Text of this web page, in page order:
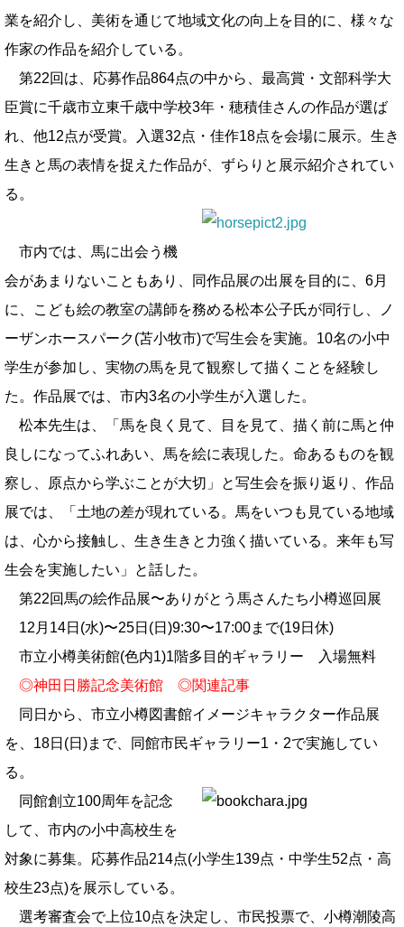
業を紹介し、美術を通じて地域文化の向上を目的に、様々な
作家の作品を紹介している。
第22回は、応募作品864点の中から、最高賞・文部科学大
臣賞に千歳市立東千歳中学校3年・穂積佳さんの作品が選ば
れ、他12点が受賞。入選32点・佳作18点を会場に展示。生き
生きと馬の表情を捉えた作品が、ずらりと展示紹介されてい
る。
市内では、馬に出会う機
会があまりないこともあり、同作品展の出展を目的に、6月
に、こども絵の教室の講師を務める松本公子氏が同行し、ノ
ーザンホースパーク(苫小牧市)で写生会を実施。10名の小中
学生が参加し、実物の馬を見て観察して描くことを経験し
た。作品展では、市内3名の小学生が入選した。
松本先生は、「馬を良く見て、目を見て、描く前に馬と仲
良しになってふれあい、馬を絵に表現した。命あるものを観
察し、原点から学ぶことが大切」と写生会を振り返り、作品
展では、「土地の差が現れている。馬をいつも見ている地域
は、心から接触し、生き生きと力強く描いている。来年も写
生会を実施したい」と話した。
第22回馬の絵作品展〜ありがとう馬さんたち小樽巡回展
12月14日(水)〜25日(日)9:30〜17:00まで(19日休)
市立小樽美術館(色内1)1階多目的ギャラリー 入場無料
◎神田日勝記念美術館 ◎関連記事
同日から、市立小樽図書館イメージキャラクター作品展
を、18日(日)まで、同館市民ギャラリー1・2で実施してい
る。
同館創立100周年を記念
して、市内の小中高校生を
対象に募集。応募作品214点(小学生139点・中学生52点・高
校生23点)を展示している。
選考審査会で上位10点を決定し、市民投票で、小樽潮陵高